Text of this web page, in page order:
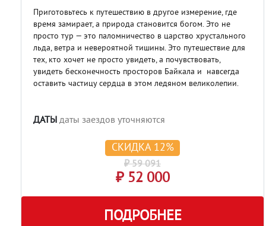
Приготовьтесь к путешествию в другое измерение, где
время замирает, а природа становится богом. Это не
просто тур — это паломничество в царство хрустального
льда, ветра и невероятной тишины. Это путешествие для
тех, кто хочет не просто увидеть, а почувствовать,
увидеть бесконечность просторов Байкала и навсегда
оставить частицу сердца в этом ледяном великолепии.
ДАТЫ даты заездов уточняются
СКИДКА 12%
₽ 59 091
₽ 52 000
ПОДРОБНЕЕ